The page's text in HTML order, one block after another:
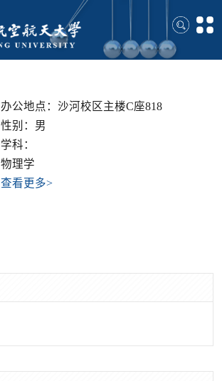
办公地点：沙河校区主楼C座818
性别：男
学科：
物理学
查看更多>